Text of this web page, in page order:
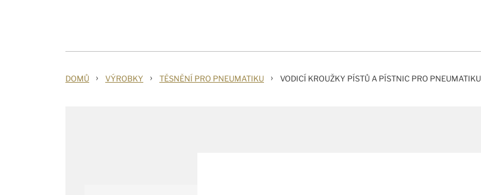
DOMŮ › VÝROBKY › TĚSNĚNÍ PRO PNEUMATIKU › VODICÍ KROUŽKY PÍSTŮ A PÍSTNIC PRO PNEUMATIKU